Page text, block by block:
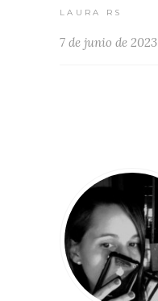
LAURA RS
7 de junio de 2023